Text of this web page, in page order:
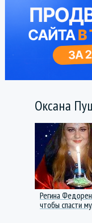
Оксана
Регина
чтобы спасти